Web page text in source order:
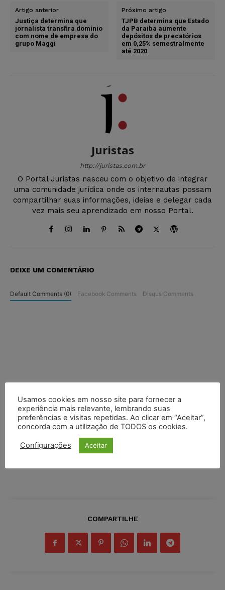
Artigo anterior
Justiça determina que
jornalista transfira domínio
com nome de empresa do
grupo Maggi
Próximo artigo
TJPB determina que Estado
da Paraíba aumente
depósitos de precatórios
em 0,25% semestralmente
até 2020
Juristas
http://juristas.com.br
O Portal Juristas nasceu com o objetivo de integrar
uma comunidade jurídica onde os internautas possam
compartilhar suas informações, ideias e delegar cada
vez mais seu aprendizado em nosso Portal.
DEIXE UM COMENTÁRIO
Default Comments (0) Facebook Comments Disqus Comments
COMPARTILHE
Usamos cookies em nosso site para fornecer a
experiência mais relevante, lembrando suas
preferências e visitas repetidas. Ao clicar em “Aceitar”,
concorda com a utilização de TODOS os cookies.
Configurações Aceitar